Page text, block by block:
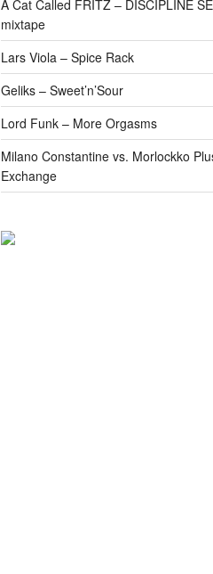
A Cat Called FRITZ – DISCIPLINE
mixtape
Lars Viola – Spice Rack
Geliks – Sweet’n’Sour
Lord Funk – More Orgasms
Milano Constantine vs. Morlockko
Exchange